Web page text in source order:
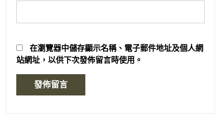
在瀏覽器中儲存顯示名稱、電子郵件地址及個人網
站網址，以供下次發佈留言時使用。